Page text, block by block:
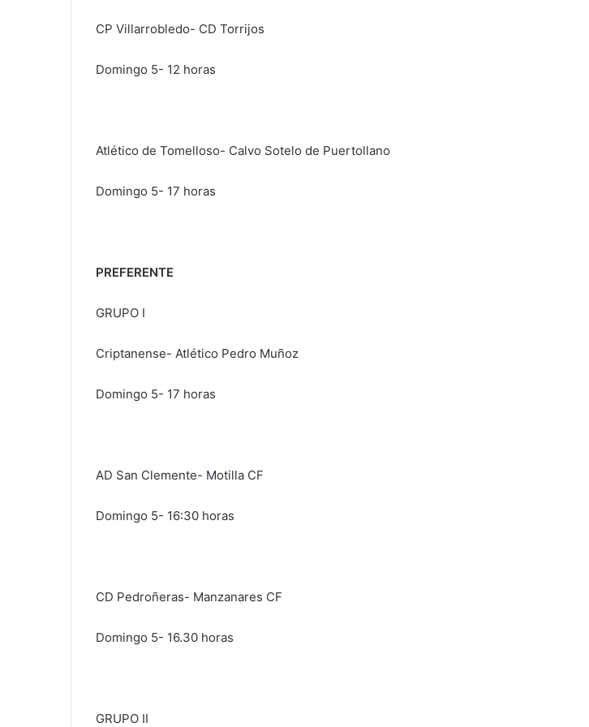
CP Villarrobledo- CD Torrijos
Domingo 5- 12 horas
Atlético de Tomelloso- Calvo Sotelo de Puertollano
Domingo 5- 17 horas
PREFERENTE
GRUPO I
Criptanense- Atlético Pedro Muñoz
Domingo 5- 17 horas
AD San Clemente- Motilla CF
Domingo 5- 16:30 horas
CD Pedroñeras- Manzanares CF
Domingo 5- 16.30 horas
GRUPO II